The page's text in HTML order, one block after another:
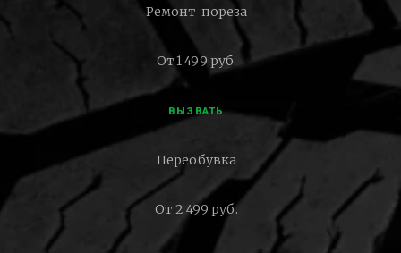
Ремонт пореза
От 1 499 руб.
ВЫЗВАТЬ
Переобувка
От 2 499 руб.